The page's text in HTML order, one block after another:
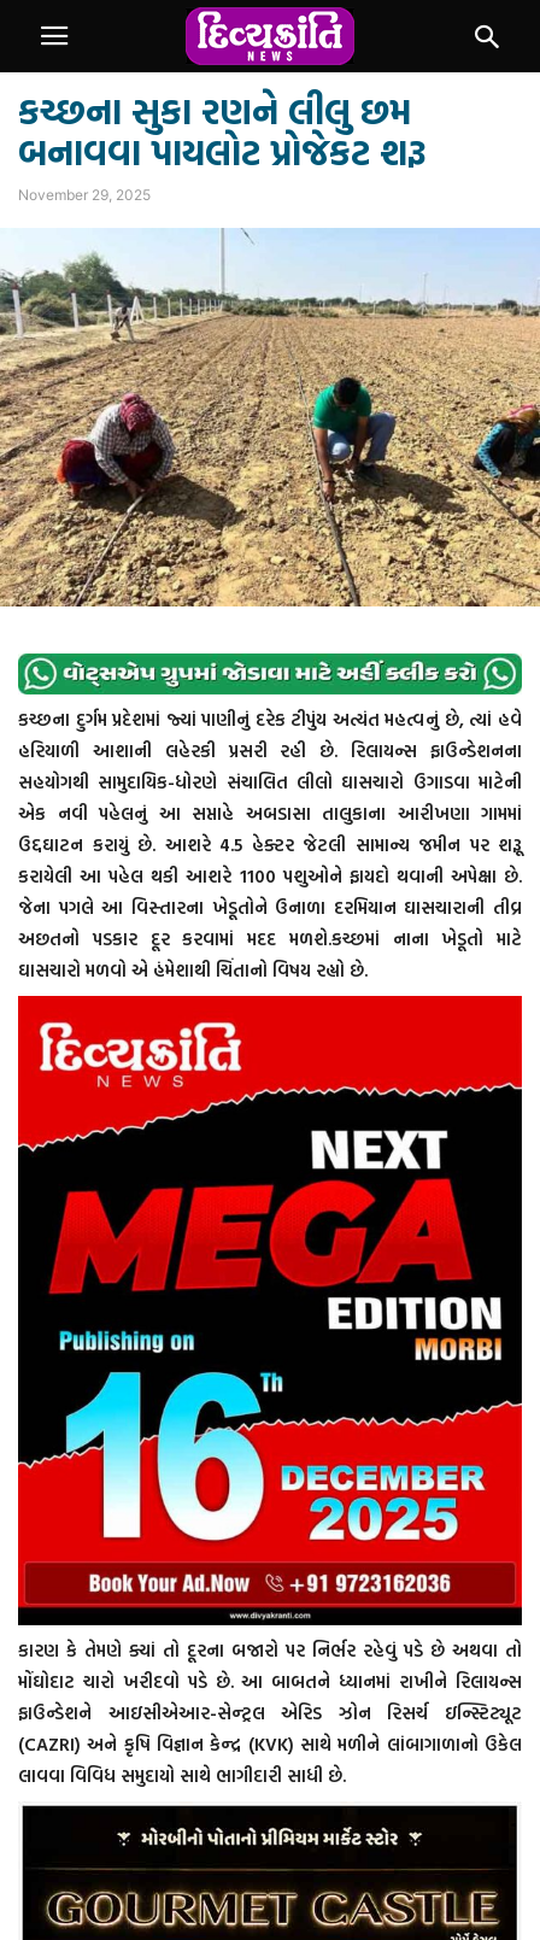
કચ્છના સુકા રણને લીલુ છમ
બનાવવા પાયલોટ પ્રોજેકટ શરૂ
November 29, 2025
કચ્છના દુર્ગમ પ્રદેશમાં જ્યાં પાણીનું દરેક ટીપુંય અત્યંત મહત્વનું છે, ત્યાં હવે
હરિયાળી આશાની લહેરકી પ્રસરી રહી છે. રિલાયન્સ ફાઉન્ડેશનના
સહયોગથી સામુદાયિક-ધોરણે સંચાલિત લીલો ઘાસચારો ઉગાડવા માટેની
એક નવી પહેલનું આ સપ્તાહે અબડાસા તાલુકાના આરીખણા ગામમાં
ઉદ્દઘાટન કરાયું છે. આશરે 4.5 હેક્ટર જેટલી સામાન્ય જમીન પર શરૂૂ
કરાયેલી આ પહેલ થકી આશરે 1100 પશુઓને ફાયદો થવાની અપેક્ષા છે.
જેના પગલે આ વિસ્તારના ખેડૂતોને ઉનાળા દરમિયાન ઘાસચારાની તીવ્ર
અછતનો પડકાર દૂર કરવામાં મદદ મળશે.કચ્છમાં નાના ખેડૂતો માટે
ઘાસચારો મળવો એ હંમેશાથી ચિંતાનો વિષય રહ્યો છે.
કારણ કે તેમણે ક્યાં તો દૂરના બજારો પર નિર્ભર રહેવું પડે છે અથવા તો
મોંઘોદાટ ચારો ખરીદવો પડે છે. આ બાબતને ધ્યાનમાં રાખીને રિલાયન્સ
ફાઉન્ડેશને આઇસીએઆર-સેન્ટ્રલ એરિડ ઝોન રિસર્ચ ઇન્સ્ટિટ્યૂટ
(CAZRI) અને કૃષિ વિજ્ઞાન કેન્દ્ર (KVK) સાથે મળીને લાંબાગાળાનો ઉકેલ
લાવવા વિવિધ સમુદાયો સાથે ભાગીદારી સાધી છે.